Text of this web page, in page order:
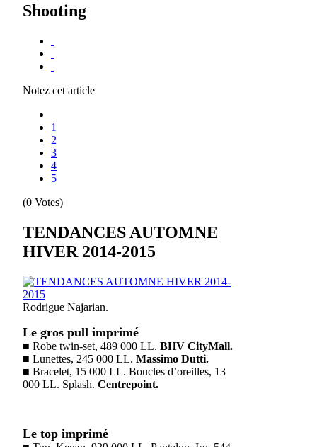
Shooting
Notez cet article
1
2
3
4
5
(0 Votes)
TENDANCES AUTOMNE
HIVER 2014-2015
Rodrigue Najarian.
Le gros pull imprimé
■ Robe twin-set, 489 000 LL. BHV CityMall.
■ Lunettes, 245 000 LL. Massimo Dutti.
■ Bracelet, 15 000 LL. Boucles d’oreilles, 13
000 LL. Splash. Centrepoint.
Le top imprimé